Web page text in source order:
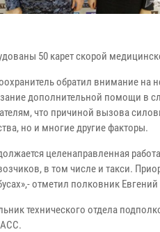
50 карет скорой
обратил внимание на
дополнительной помощи в
что причиной вызова
но и многие другие факторы.
целенаправленная
в том числе и такси.
отметил полковник
технического отдела